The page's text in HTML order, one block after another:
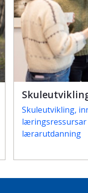
Skuleutvikling,
lærarutdanning